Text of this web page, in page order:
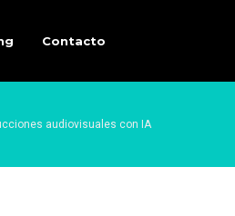
Contacto
audiovisuales con IA